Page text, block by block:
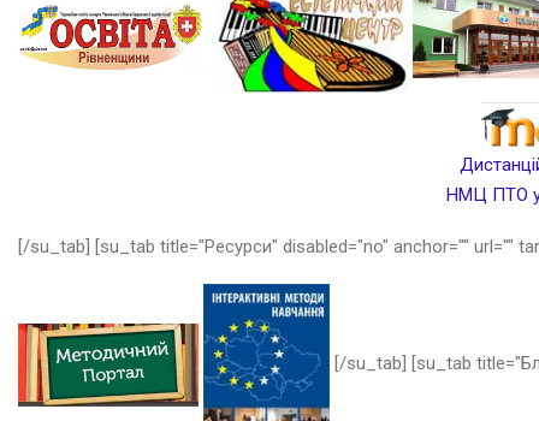
НМЦ ПТО у
[/su_tab] [su_tab title="Ресурси" disabled="no" anchor="" url=""
[/su_tab] [su_tab